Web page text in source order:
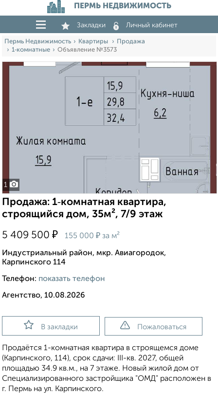
ПЕРМЬ НЕДВИЖИМОСТЬ
Закладки Личный кабинет
Пермь Недвижимость Квартиры
Продажа
1‑комнатные
Объявление №3573
1
Продажа: 1‑комнатная квартира,
строящийся дом, 35м², 7/9 этаж
5 409 500 ₽ 155 000 ₽ за м²
Индустриальный район, мкр. Авиагородок,
Карпинского 114
Телефон: показать телефон
Агентство, 10.08.2026
В закладки Пожаловаться
Продаётся 1-комнатная квартира в строящемся доме
(Карпинского, 114), срок сдачи: III-кв. 2027, общей
площадью 34.9 кв.м., на 7 этаже. Новый жилой дом от
Специализированного застройщика "ОМД" расположен в
г. Пермь на ул. Карпинского.